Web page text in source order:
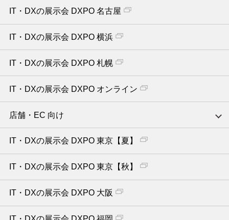
IT・DXの展示会 DXPO 名古屋
IT・DXの展示会 DXPO 横浜
IT・DXの展示会 DXPO 札幌
IT・DXの展示会 DXPO オンライン
店舗・EC 向け
IT・DXの展示会 DXPO 東京【夏】
IT・DXの展示会 DXPO 東京【秋】
IT・DXの展示会 DXPO 大阪